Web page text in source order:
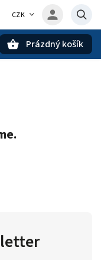
CZK
Prázdný košík